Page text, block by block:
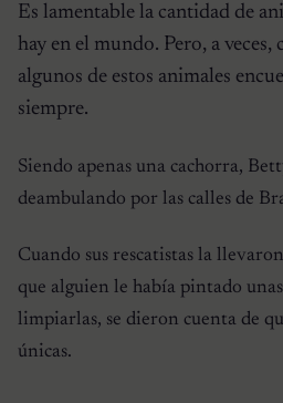
Es lamentable la cantidad de
hay en el mundo. Pero, a
algunos de estos animales
siempre.
Siendo apenas una cachorra,
deambulando por las calles de
Cuando sus rescatistas la
que alguien le había pintado
limpiarlas, se dieron cuenta de
únicas.